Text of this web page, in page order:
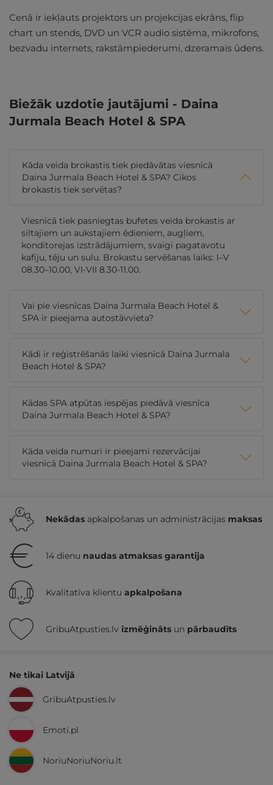
Cenā ir iekļauts projektors un projekcijas ekrāns, flip
chart un stends, DVD un VCR audio sistēma, mikrofons,
bezvadu internets, rakstāmpiederumi, dzeramais ūdens.
Biežāk uzdotie jautājumi - Daina
Jurmala Beach Hotel & SPA
Kāda veida brokastis tiek piedāvātas viesnīcā
Daina Jurmala Beach Hotel & SPA? Cikos
brokastis tiek servētas?
Viesnīcā tiek pasniegtas bufetes veida brokastis ar
siltajiem un aukstajiem ēdieniem, augļiem,
konditorejas izstrādājumiem, svaigi pagatavotu
kafiju, tēju un sulu. Brokastu servēšanas laiks: I–V
08.30–10.00, VI-VII 8.30-11.00.
Vai pie viesnīcas Daina Jurmala Beach Hotel &
SPA ir pieejama autostāvvieta?
Kādi ir reģistrēšanās laiki viesnīcā Daina Jurmala
Beach Hotel & SPA?
Kādas SPA atpūtas iespējas piedāvā viesnīca
Daina Jurmala Beach Hotel & SPA?
Kāda veida numuri ir pieejami rezervācijai
viesnīcā Daina Jurmala Beach Hotel & SPA?
Nekādas apkalpošanas un administrācijas maksas
14 dienu naudas atmaksas garantija
Kvalitatīva klientu apkalpošana
GribuAtpusties.lv izmēģināts un pārbaudīts
Ne tikai Latvijā
GribuAtpusties.lv
Emoti.pl
NoriuNoriuNoriu.lt